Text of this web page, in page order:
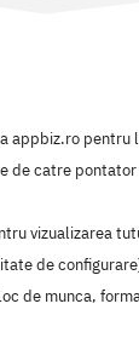
appbiz.ro pentru
de catre
vizualizarea
de
de munca,